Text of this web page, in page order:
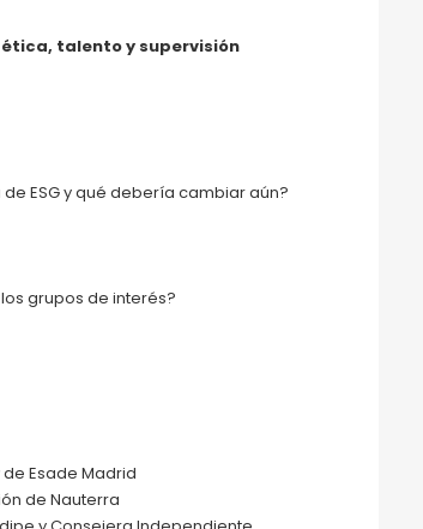
ética, talento y supervisión
ESG y qué debería cambiar aún?
grupos de interés?
Esade Madrid
de Nauterra